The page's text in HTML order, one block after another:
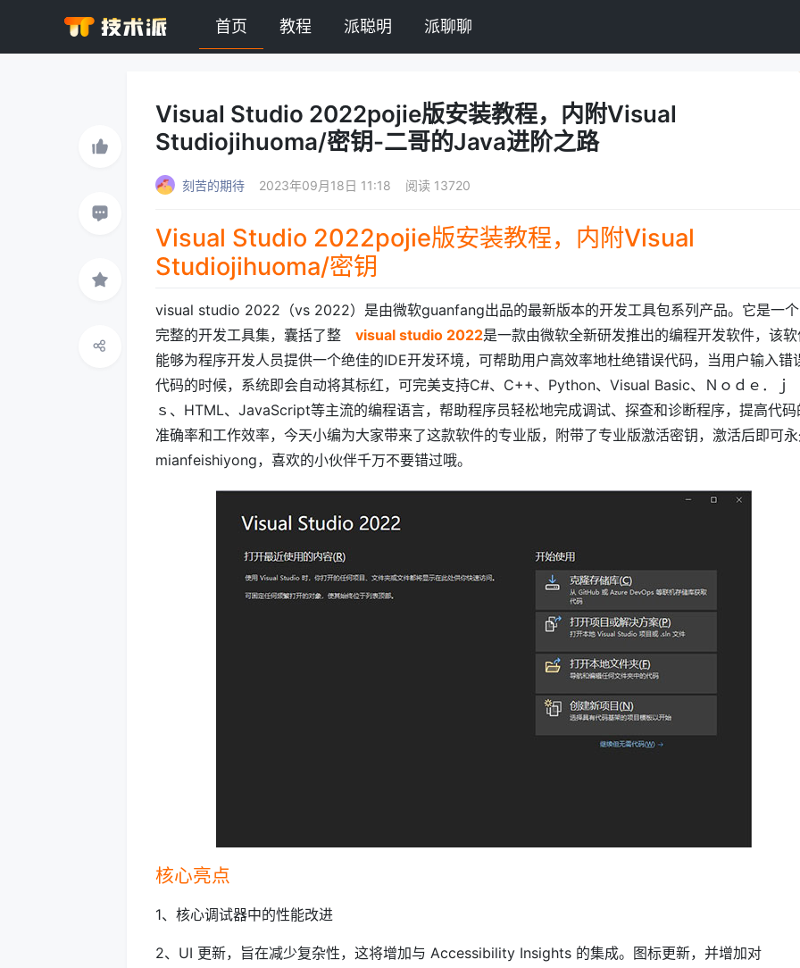
首页 教程 派聪明 派聊聊
Visual Studio 2022pojie版安装教程，内附Visual
Studiojihuoma/密钥-二哥的Java进阶之路
刻苦的期待 2023年09月18日 11:18 阅读 13720
Visual Studio 2022pojie版安装教程，内附Visual
Studiojihuoma/密钥
visual studio 2022（vs 2022）是由微软guanfang出品的最新版本的开发工具包系列产品。它是一个
完整的开发工具集，囊括了整 visual studio 2022是一款由微软全新研发推出的编程开发软件，该
能够为程序开发人员提供一个绝佳的IDE开发环境，可帮助用户高效率地杜绝错误代码，当用户输入错
代码的时候，系统即会自动将其标红，可完美支持C#、C++、Python、Visual Basic、Ｎｏｄｅ．ｊ
ｓ、HTML、JavaScript等主流的编程语言，帮助程序员轻松地完成调试、探查和诊断程序，提高代码
准确率和工作效率，今天小编为大家带来了这款软件的专业版，附带了专业版激活密钥，激活后即可永
mianfeishiyong，喜欢的小伙伴千万不要错过哦。
核心亮点
1、核心调试器中的性能改进
2、UI 更新，旨在减少复杂性，这将增加与 Accessibility Insights 的集成。图标更新，并增加对